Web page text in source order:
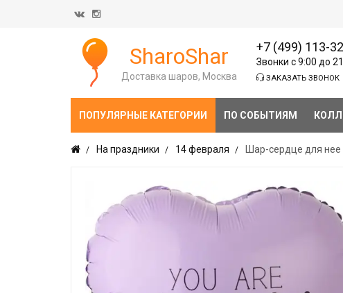
SharoShar
Доставка шаров, Москва
+7 (499) 113-
Звонки с 9:00 до
ЗАКАЗАТЬ ЗВОНОК
ПОПУЛЯРНЫЕ КАТЕГОРИИ ПО СОБЫТИЯМ
На праздники 14 февраля Шар-сердце для